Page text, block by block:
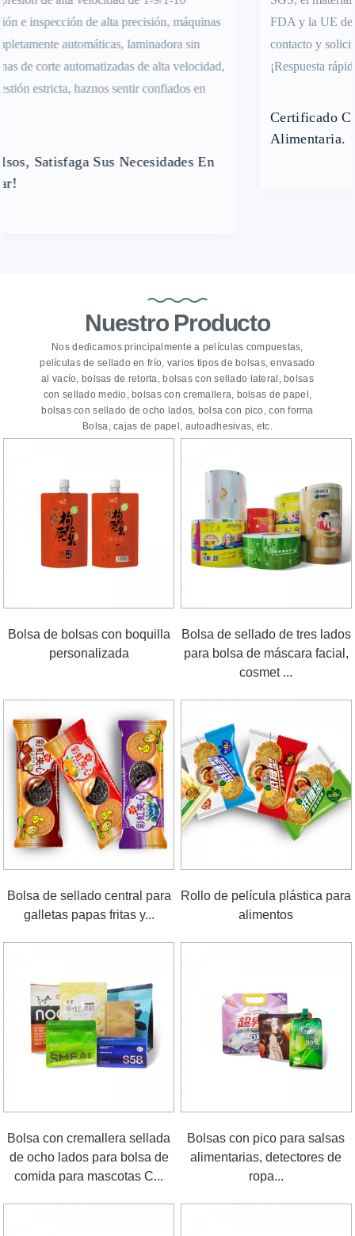
FDA y la UE de EE. UU.¡Quedamos a su disposición, para
contacto y solicitud de cotización, en cualquier momento!
¡Respuesta rápida 7 x 24H!
Certificado Con Certificado De Calidad
Alimentaria. ¡Somos Su Proveedor Confiable!
Nuestro Producto
Nos dedicamos principalmente a películas compuestas,
películas de sellado en frío, varios tipos de bolsas, envasado
al vacío, bolsas de retorta, bolsas con sellado lateral, bolsas
con sellado medio, bolsas con cremallera, bolsas de papel,
bolsas con sellado de ocho lados, bolsa con pico, con forma
Bolsa, cajas de papel, autoadhesivas, etc.
Bolsa de bolsas con boquilla
personalizada
Bolsa de sellado de tres lados
para bolsa de máscara facial,
cosmet ...
Bolsa de sellado central para
galletas papas fritas y...
Rollo de película plástica para
alimentos
Bolsa con cremallera sellada
de ocho lados para bolsa de
comida para mascotas C...
Bolsas con pico para salsas
alimentarias, detectores de
ropa...